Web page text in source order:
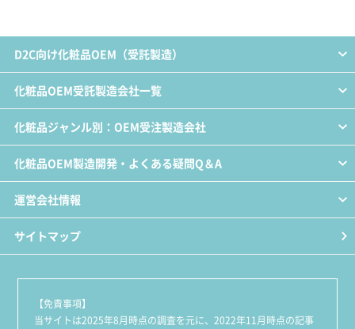
D2C向け化粧品OEM（受託製造）
化粧品OEM受託製造会社一覧
化粧品ジャンル別：OEM受注製造会社
化粧品OEM製造開発・よくある疑問Q＆A
運営会社情報
サイトマップ
【免責事項】
当サイトは2025年8月時点の調査を元に、2022年11月時点の記事